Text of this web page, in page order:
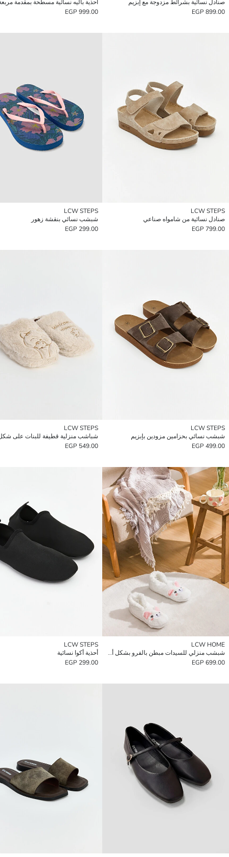
صنادل نسائية بشرائط مزدوجة مع إبزيم
899.00 EGP
أحذية باليه نسائية مسطحة بمقدمة
999.00 EGP
LCW STEPS
صنادل نسائية من شامواه صناعي
799.00 EGP
LCW STEPS
شبشب نسائي بنقشة زهور
299.00 EGP
LCW STEPS
شبشب نسائي بحزامين مزودين بإبزيم
499.00 EGP
LCW STEPS
شباشب منزلية قطيفة للبنات على
549.00 EGP
LCW HOME
شبشب منزلي للسيدات مبطن بالفرو بشكل أرنب
699.00 EGP
LCW STEPS
أحذية أكوا نسائية
299.00 EGP